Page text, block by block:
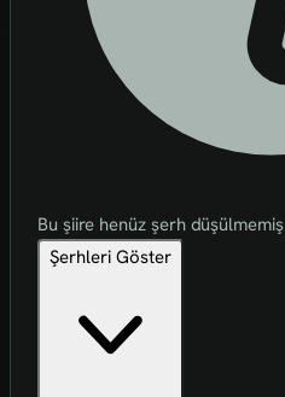
Bu şiire henüz şerh düşülmemiş
Şerhleri Göster